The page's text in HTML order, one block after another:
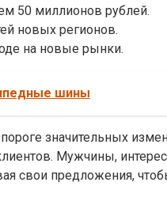
50 миллионов рублей.
новых регионов.
на новые рынки.
шины
значительных
Мужчины,
свои предложения,